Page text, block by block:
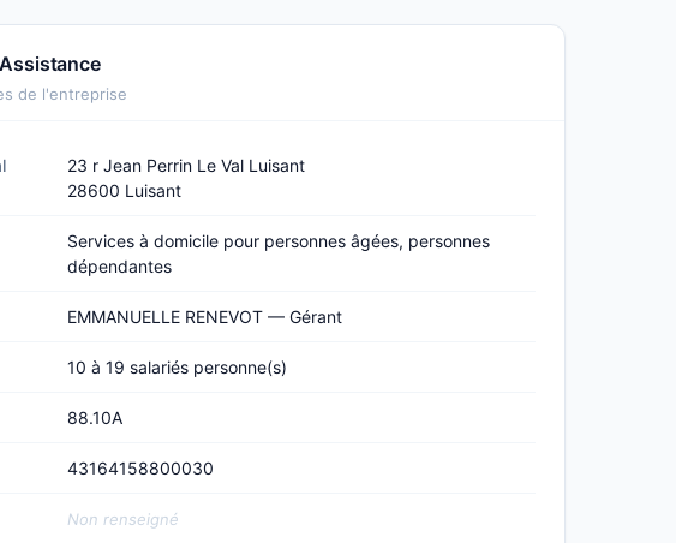
de l'entreprise
23 r Jean Perrin Le Val Luisant
28600 Luisant
Services à domicile pour personnes âgées, personnes
dépendantes
EMMANUELLE RENEVOT — Gérant
10 à 19 salariés personne(s)
88.10A
43164158800030
Non renseigné